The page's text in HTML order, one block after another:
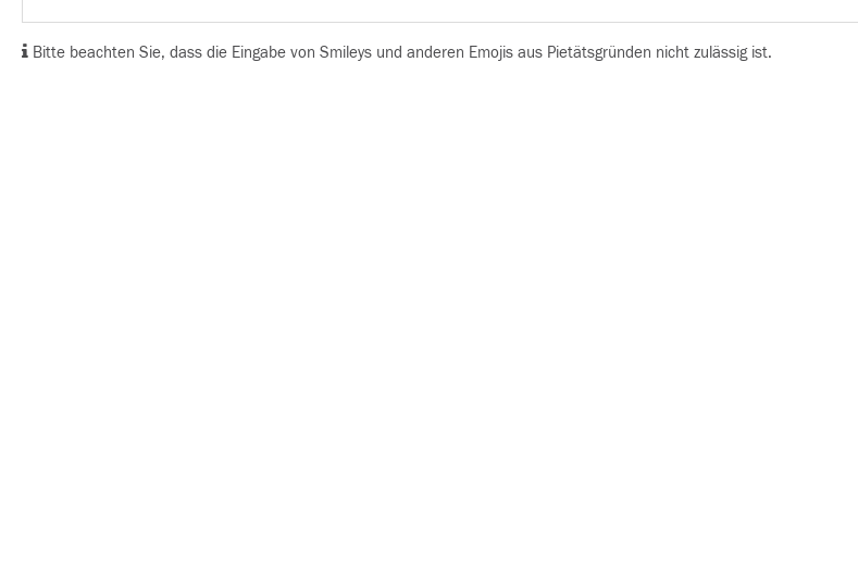
Bitte beachten Sie, dass die Eingabe von Smileys und anderen Emojis aus Pietätsgründen nicht zulässig ist.